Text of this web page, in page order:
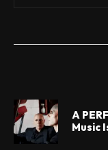
A
Music